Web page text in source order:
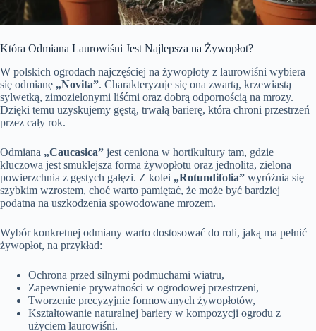
Która Odmiana Laurowiśni Jest Najlepsza na Żywopłot?
W polskich ogrodach najczęściej na żywopłoty z laurowiśni wybiera
się odmianę „Novita”. Charakteryzuje się ona zwartą, krzewiastą
sylwetką, zimozielonymi liśćmi oraz dobrą odpornością na mrozy.
Dzięki temu uzyskujemy gęstą, trwałą barierę, która chroni przestrzeń
przez cały rok.
Odmiana „Caucasica” jest ceniona w hortikultury tam, gdzie
kluczowa jest smuklejsza forma żywopłotu oraz jednolita, zielona
powierzchnia z gęstych gałęzi. Z kolei „Rotundifolia” wyróżnia się
szybkim wzrostem, choć warto pamiętać, że może być bardziej
podatna na uszkodzenia spowodowane mrozem.
Wybór konkretnej odmiany warto dostosować do roli, jaką ma pełnić
żywopłot, na przykład:
Ochrona przed silnymi podmuchami wiatru,
Zapewnienie prywatności w ogrodowej przestrzeni,
Tworzenie precyzyjnie formowanych żywopłotów,
Kształtowanie naturalnej bariery w kompozycji ogrodu z
użyciem laurowiśni.